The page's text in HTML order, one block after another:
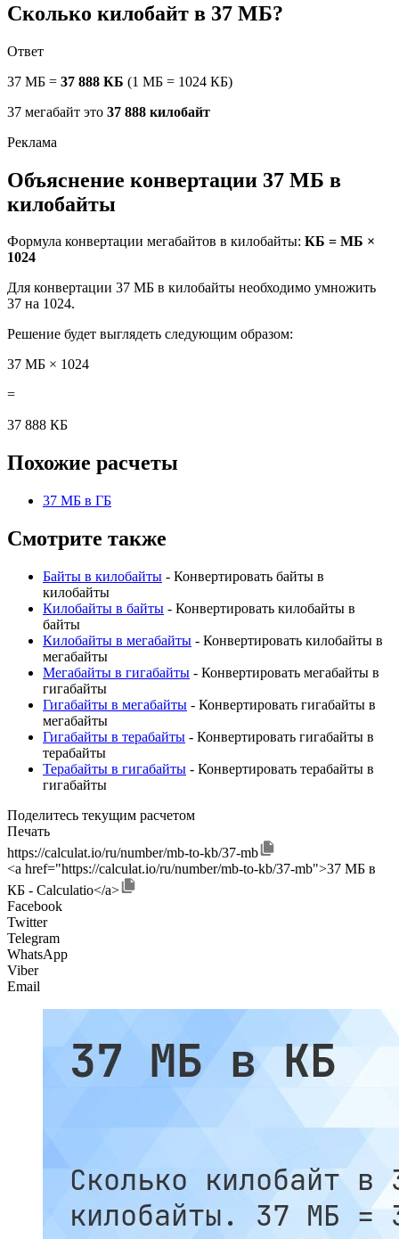
Сколько килобайт в 37 МБ?
Ответ
37 МБ = 37 888 КБ (1 МБ = 1024 КБ)
37 мегабайт это 37 888 килобайт
Объяснение конвертации 37 МБ в
килобайты
Формула конвертации мегабайтов в килобайты: КБ = МБ ×
1024
Для конвертации 37 МБ в килобайты необходимо умножить
37 на 1024.
Решение будет выглядеть следующим образом:
37 МБ × 1024
=
37 888 КБ
Похожие расчеты
37 МБ в ГБ
Смотрите также
Байты в килобайты - Конвертировать байты в
килобайты
Килобайты в байты - Конвертировать килобайты в
байты
Килобайты в мегабайты - Конвертировать килобайты в
мегабайты
Мегабайты в гигабайты - Конвертировать мегабайты в
гигабайты
Гигабайты в мегабайты - Конвертировать гигабайты в
мегабайты
Гигабайты в терабайты - Конвертировать гигабайты в
терабайты
Терабайты в гигабайты - Конвертировать терабайты в
гигабайты
Поделитесь текущим расчетом
Печать
https://calculat.io/ru/number/mb-to-kb/37-mb
<a href="https://calculat.io/ru/number/mb-to-kb/37-mb">37 МБ в
КБ - Calculatio</a>
Facebook
Twitter
Telegram
WhatsApp
Viber
Email